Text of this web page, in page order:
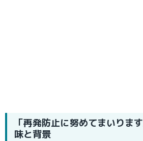
「再発防止に努めてまいりま
味と背景